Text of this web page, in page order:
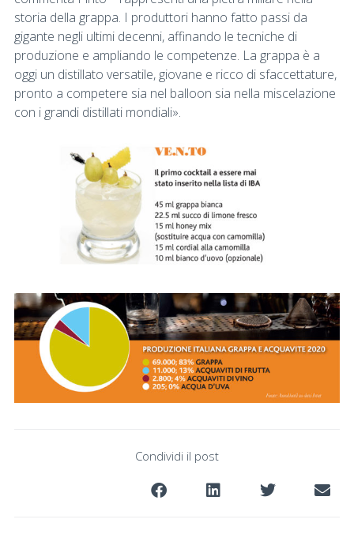
storia della grappa. I produttori hanno fatto passi da
gigante negli ultimi decenni, affinando le tecniche di
produzione e ampliando le competenze. La grappa è a
oggi un distillato versatile, giovane e ricco di sfaccettature,
pronto a competere sia nel balloon sia nella miscelazione
con i grandi distillati mondiali».
Condividi il post